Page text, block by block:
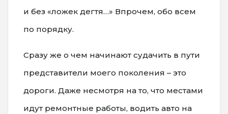
и без «ложек дегтя…» Впрочем, обо всем
по порядку.
Сразу же о чем начинают судачить в пути
представители моего поколения – это
дороги. Даже несмотря на то, что местами
идут ремонтные работы, водить авто на